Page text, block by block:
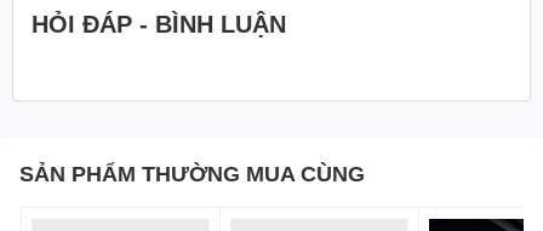
HỎI ĐÁP - BÌNH LUẬN
SẢN PHẨM THƯỜNG MUA CÙNG